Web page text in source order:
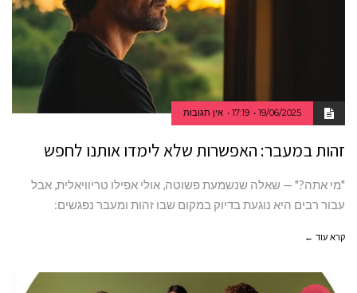
19/06/2025
17:19 אין תגובות
זהות במעבר: האפשרות שלא לימדו אותנו לחפש
"מי אתה?" — שאלה שנשמעת פשוטה, אולי אפילו טריוויאלית, אבל
עבור רבים היא נוגעת בדיוק במקום שבו זהות ומעבר נפגשים:
קרא עוד ←